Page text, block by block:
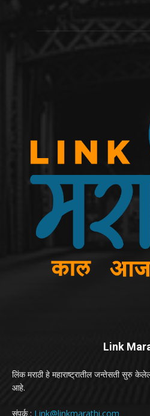
Link
लिंक मराठी हे महाराष्ट्रातील जन्तेसती सुरु
आहे.
संपर्क : Link@linkmarathi.com